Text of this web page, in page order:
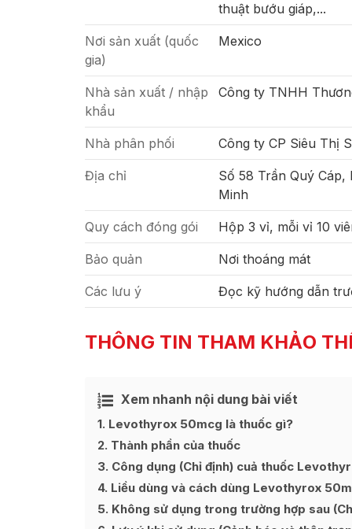
thuật bướu giáp,...
Nơi sản xuất (quốc
gia)
Mexico
Nhà sản xuất / nhập
khẩu
Công ty TNHH
Nhà phân phối Công ty CP Siêu Thị
Địa chỉ
Số 58 Trần Quý
Minh
Quy cách đóng gói Hộp 3 vỉ, mỗi vỉ 10
Bảo quản Nơi thoáng mát
Các lưu ý Đọc kỹ hướng dẫn
THÔNG TIN THAM KHẢO
Xem nhanh nội dung bài viết
Ẩn
1 Levothyrox 50mcg là thuốc gì?
2 Thành phần của thuốc
3 Công dụng (Chỉ định) cuả thuốc
4 Liều dùng và cách dùng Levothyrox
5 Không sử dụng trong trường hợp sau